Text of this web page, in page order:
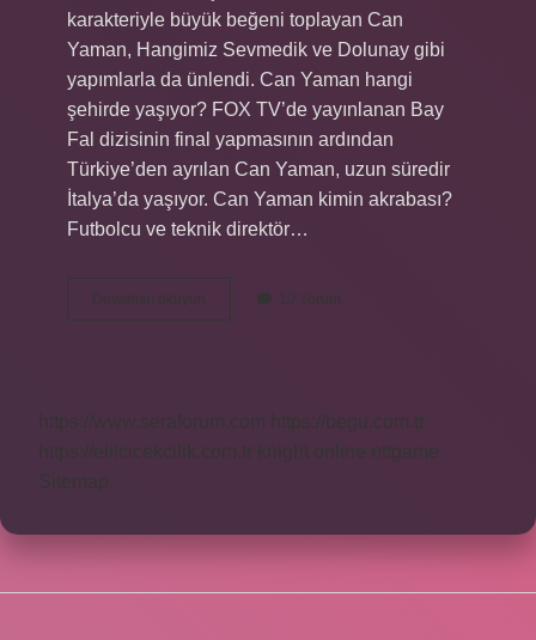
karakteriyle büyük beğeni toplayan Can
Yaman, Hangimiz Sevmedik ve Dolunay gibi
yapımlarla da ünlendi. Can Yaman hangi
şehirde yaşıyor? FOX TV’de yayınlanan Bay
Fal dizisinin final yapmasının ardından
Türkiye’den ayrılan Can Yaman, uzun süredir
İtalya’da yaşıyor. Can Yaman kimin akrabası?
Futbolcu ve teknik direktör…
Devamını okuyun
Yaman
10 Yorum
https://www.seraforum.com
https://begu.com.tr
https://elifcicekcilik.com.tr
knight online
nttgame
Sitemap